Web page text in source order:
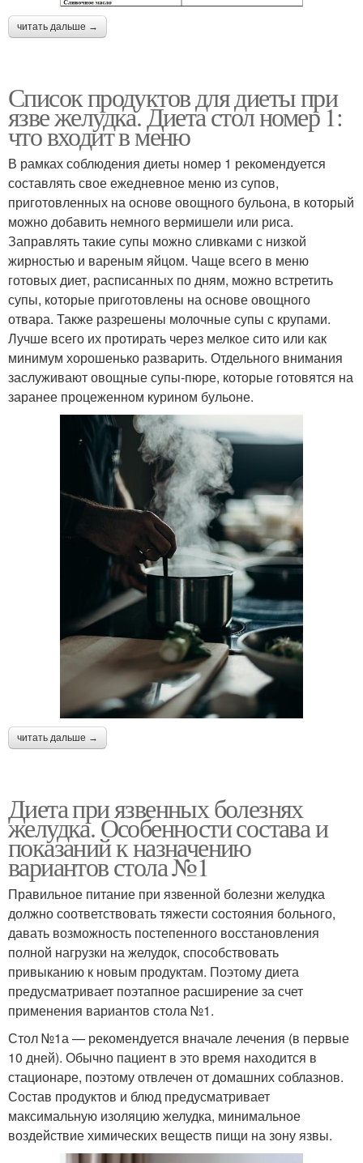
читать дальше →
Список продуктов для диеты при
язве желудка. Диета стол номер 1:
что входит в меню
В рамках соблюдения диеты номер 1 рекомендуется
составлять свое ежедневное меню из супов,
приготовленных на основе овощного бульона, в который
можно добавить немного вермишели или риса.
Заправлять такие супы можно сливками с низкой
жирностью и вареным яйцом. Чаще всего в меню
готовых диет, расписанных по дням, можно встретить
супы, которые приготовлены на основе овощного
отвара. Также разрешены молочные супы с крупами.
Лучше всего их протирать через мелкое сито или как
минимум хорошенько разварить. Отдельного внимания
заслуживают овощные супы-пюре, которые готовятся на
заранее процеженном курином бульоне.
читать дальше →
Диета при язвенных болезнях
желудка. Особенности состава и
показаний к назначению
вариантов стола №1
Правильное питание при язвенной болезни желудка
должно соответствовать тяжести состояния больного,
давать возможность постепенного восстановления
полной нагрузки на желудок, способствовать
привыканию к новым продуктам. Поэтому диета
предусматривает поэтапное расширение за счет
применения вариантов стола №1.
Стол №1а — рекомендуется вначале лечения (в первые
10 дней). Обычно пациент в это время находится в
стационаре, поэтому отвлечен от домашних соблазнов.
Состав продуктов и блюд предусматривает
максимальную изоляцию желудка, минимальное
воздействие химических веществ пищи на зону язвы.